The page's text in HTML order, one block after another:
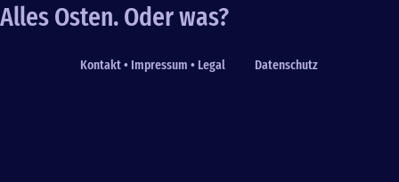
Alles Osten. Oder was?
Fußzeile
Kontakt • Impressum • Legal Datenschutz